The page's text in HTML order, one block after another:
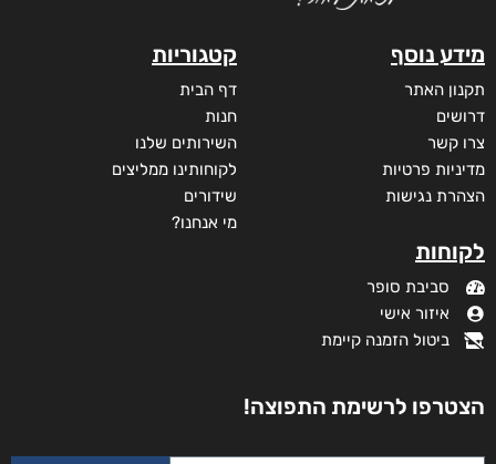
מידע נוסף
תקנון האתר
דרושים
צרו קשר
מדיניות פרטיות
הצהרת נגישות
לקוחות
סביבת סופר
איזור אישי
ביטול הזמנה קיימת
קטגוריות
דף הבית
חנות
השירותים שלנו
לקוחותינו ממליצים
שידורים
מי אנחנו?
הצטרפו לרשימת התפוצה!